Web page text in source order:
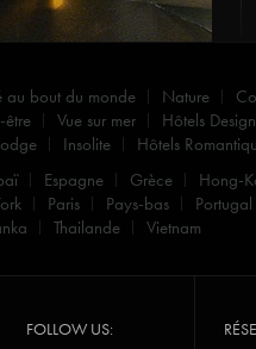
au bout du monde Nature
Vue sur mer Hôtels Design
Insolite Hôtels
Espagne Grèce Hong-
Paris Pays-bas Portugal
Thailande Vietnam
FOLLOW US: